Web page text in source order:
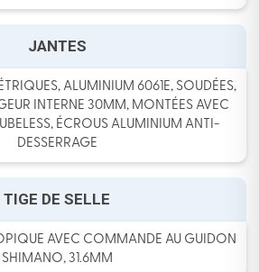
JANTES
ALUMINIUM 6061E, SOUDÉES,
INTERNE 30MM, MONTÉES AVEC
ÉCROUS ALUMINIUM ANTI-
DESSERRAGE
TIGE DE SELLE
AVEC COMMANDE AU GUIDON
SHIMANO, 31.6MM